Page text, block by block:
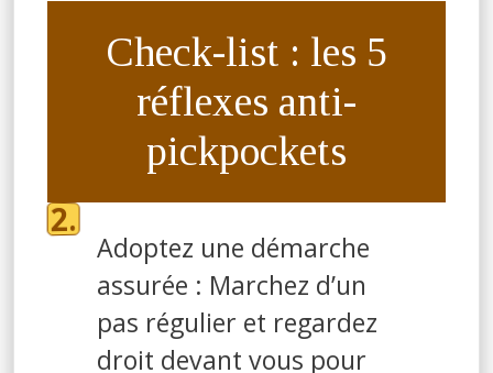
Check-list : les 5
réflexes anti-
pickpockets
Adoptez une démarche
assurée : Marchez d’un
pas régulier et regardez
droit devant vous pour